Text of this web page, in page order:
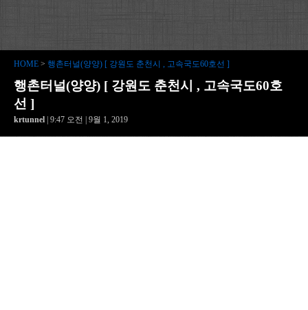
HOME > 행촌터널(양양) [ 강원도 춘천시 , 고속국도60호선 ]
행촌터널(양양) [ 강원도 춘천시 , 고속국도60호
선 ]
krtunnel | 9:47 오전 | 9월 1, 2019